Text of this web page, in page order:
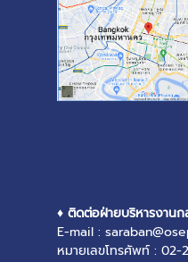
♦ ติดต่อฝ่ายบริหารงานก
E-mail :
หมายเลขโทรศัพท์ : 02-